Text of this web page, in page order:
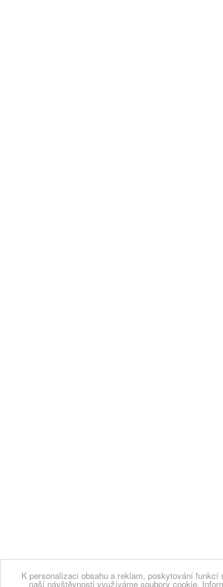
K personalizaci obsahu a reklam, poskytování
naší návštěvnosti využíváme soubory cookie.